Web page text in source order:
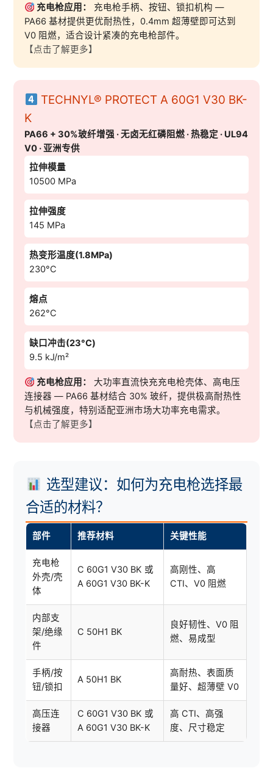
充电枪应用：
充电枪手柄、按钮、锁扣机构 —
PA66 基材提供更优耐热性，0.4mm 超薄壁即可达到
V0 阻燃，适合设计紧凑的充电枪部件。
【点击了解更多】
TECHNYL® PROTECT A 60G1 V30 BK-
K
PA66 + 30%玻纤增强 · 无卤无红磷阻燃 · 热稳定 · UL94
V0 · 亚洲专供
拉伸模量
10500 MPa
拉伸强度
145 MPa
热变形温度(1.8MPa)
230°C
熔点
262°C
缺口冲击(23°C)
9.5 kJ/m²
充电枪应用：
大功率直流快充充电枪壳体、高电压
连接器 — PA66 基材结合 30% 玻纤，提供极高耐热性
与机械强度，特别适配亚洲市场大功率充电需求。
【点击了解更多】
选型建议：如何为充电枪选择最
合适的材料？
部件 推荐材料 关键性能
充电枪
外壳/壳
体
C 60G1 V30 BK 或
A 60G1 V30 BK-K
高刚性、高
CTI、V0 阻燃
内部支
架/绝缘
件
C 50H1 BK
良好韧性、V0 阻
燃、易成型
手柄/按
钮/锁扣
A 50H1 BK
高耐热、表面质
量好、超薄壁 V0
高压连
接器
C 60G1 V30 BK 或
A 60G1 V30 BK-K
高 CTI、高强
度、尺寸稳定